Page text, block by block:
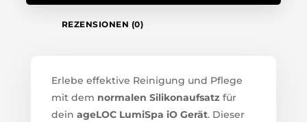
REZENSIONEN (0)
Erlebe effektive Reinigung und Pflege
mit dem normalen Silikonaufsatzfür
dein ageLOC LumiSpa iO Gerät. Dieser